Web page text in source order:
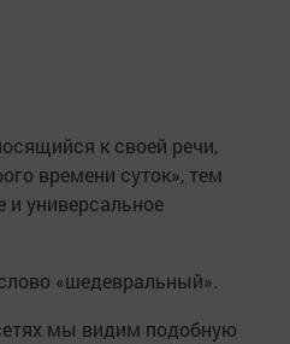
к своей речи,
времени суток», тем
и универсальное
«шедевральный».
мы видим подобную